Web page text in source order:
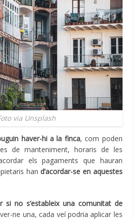
via Unsplash
haver-hi a la finca, com poden
de manteniment, horaris de les
els pagaments que hauran
hand’acordar-se en aquestes
si no s’estableix una comunitat de
ne una, cada veí podria aplicar les